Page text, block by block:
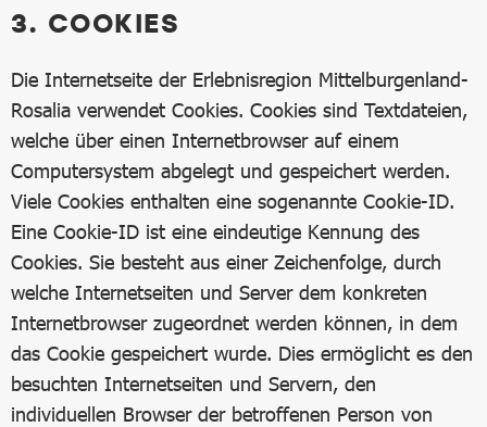
3. COOKIES
Die Internetseite der Erlebnisregion Mittelburgenland-
Rosalia verwendet Cookies. Cookies sind Textdateien,
welche über einen Internetbrowser auf einem
Computersystem abgelegt und gespeichert werden.
Viele Cookies enthalten eine sogenannte Cookie-ID.
Eine Cookie-ID ist eine eindeutige Kennung des
Cookies. Sie besteht aus einer Zeichenfolge, durch
welche Internetseiten und Server dem konkreten
Internetbrowser zugeordnet werden können, in dem
das Cookie gespeichert wurde. Dies ermöglicht es den
besuchten Internetseiten und Servern, den
individuellen Browser der betroffenen Person von